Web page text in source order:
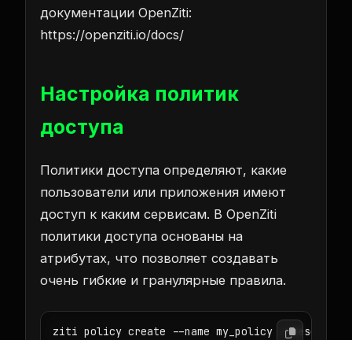
документации OpenZiti:
https://openziti.io/docs/
Настройка политик
доступа
Политики доступа определяют, какие
пользователи или приложения имеют
доступ к каким сервисам. В OpenZiti
политики доступа основаны на
атрибутах, что позволяет создавать
очень гибкие и гранулярные правила.
ziti policy create --name my_policy --resource